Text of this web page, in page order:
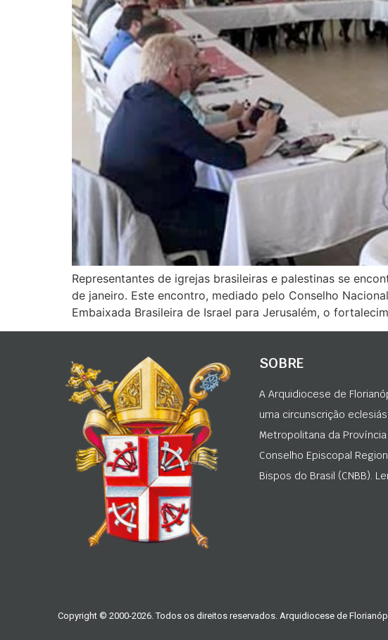
Representantes de igrejas brasileiras e palestinas se
de janeiro. Este encontro, mediado pelo Conselho
Embaixada Brasileira de Israel para Jerusalém, o
SOBRE
A Arquidiocese de
uma circunscrição
Metropolitana da
Conselho Episcopal
Bispos do Brasil (CNBB).
Copyright © 2000-2026. Todos os direitos reservados. Arquidiocese de